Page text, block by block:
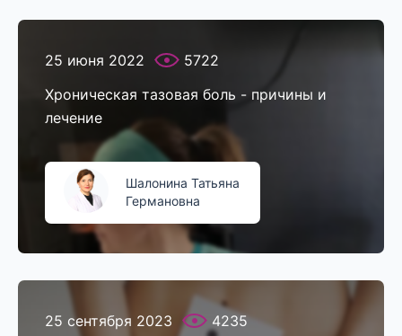
25 июня 2022
5722
Хроническая тазовая боль - причины и
лечение
Шалонина Татьяна
Германовна
25 сентября 2023
4235